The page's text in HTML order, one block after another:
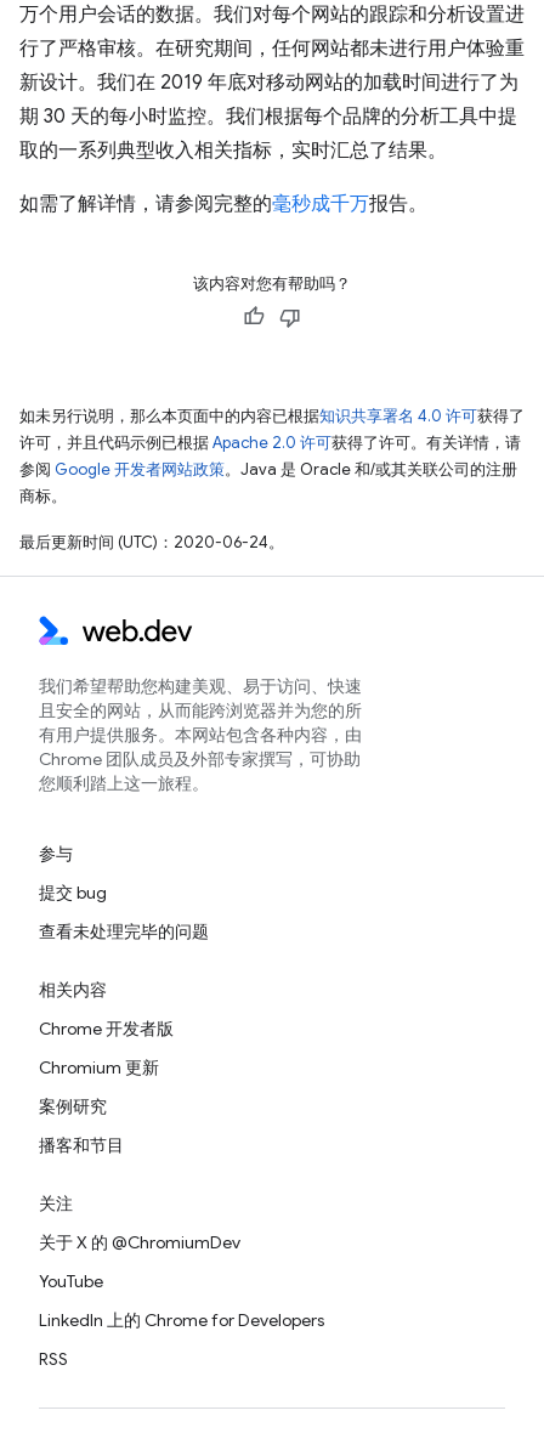
万个用户会话的数据。我们对每个网站的跟踪和分析设置进
行了严格审核。在研究期间，任何网站都未进行用户体验重
新设计。我们在 2019 年底对移动网站的加载时间进行了为
期 30 天的每小时监控。我们根据每个品牌的分析工具中提
取的一系列典型收入相关指标，实时汇总了结果。
如需了解详情，请参阅完整的毫秒成千万报告。
该内容对您有帮助吗？
如未另行说明，那么本页面中的内容已根据知识共享署名 4.0 许可获得了
许可，并且代码示例已根据Apache 2.0 许可获得了许可。有关详情，请
参阅 Google 开发者网站政策。Java 是 Oracle 和/或其关联公司的注册
商标。
最后更新时间 (UTC)：2020-06-24。
我们希望帮助您构建美观、易于访问、快速
且安全的网站，从而能跨浏览器并为您的所
有用户提供服务。本网站包含各种内容，由
Chrome 团队成员及外部专家撰写，可协助
您顺利踏上这一旅程。
参与
提交 bug
查看未处理完毕的问题
相关内容
Chrome 开发者版
Chromium 更新
案例研究
播客和节目
关注
关于 X 的 @ChromiumDev
YouTube
LinkedIn 上的 Chrome for Developers
RSS